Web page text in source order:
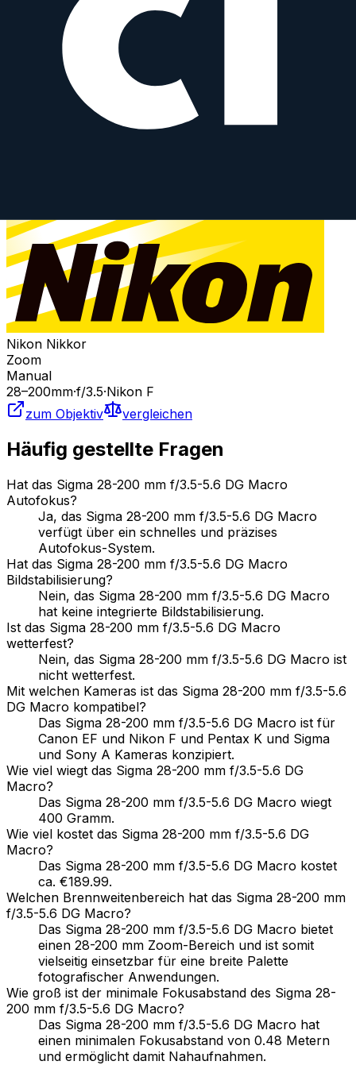
AF 28-200 mm f/3.5-5.6G IF-ED
Nikon Nikkor
Zoom
Manual
28–200mm·f/3.5·Nikon F
zum Objektiv
vergleichen
Häufig gestellte Fragen
Hat das Sigma 28-200 mm f/3.5-5.6 DG Macro
Autofokus?
Ja, das Sigma 28-200 mm f/3.5-5.6 DG Macro
verfügt über ein schnelles und präzises
Autofokus-System.
Hat das Sigma 28-200 mm f/3.5-5.6 DG Macro
Bildstabilisierung?
Nein, das Sigma 28-200 mm f/3.5-5.6 DG Macro
hat keine integrierte Bildstabilisierung.
Ist das Sigma 28-200 mm f/3.5-5.6 DG Macro
wetterfest?
Nein, das Sigma 28-200 mm f/3.5-5.6 DG Macro ist
nicht wetterfest.
Mit welchen Kameras ist das Sigma 28-200 mm f/3.5-5.6
DG Macro kompatibel?
Das Sigma 28-200 mm f/3.5-5.6 DG Macro ist für
Canon EF und Nikon F und Pentax K und Sigma
und Sony A Kameras konzipiert.
Wie viel wiegt das Sigma 28-200 mm f/3.5-5.6 DG
Macro?
Das Sigma 28-200 mm f/3.5-5.6 DG Macro wiegt
400 Gramm.
Wie viel kostet das Sigma 28-200 mm f/3.5-5.6 DG
Macro?
Das Sigma 28-200 mm f/3.5-5.6 DG Macro kostet
ca. €189.99.
Welchen Brennweitenbereich hat das Sigma 28-200 mm
f/3.5-5.6 DG Macro?
Das Sigma 28-200 mm f/3.5-5.6 DG Macro bietet
einen 28-200 mm Zoom-Bereich und ist somit
vielseitig einsetzbar für eine breite Palette
fotografischer Anwendungen.
Wie groß ist der minimale Fokusabstand des Sigma 28-
200 mm f/3.5-5.6 DG Macro?
Das Sigma 28-200 mm f/3.5-5.6 DG Macro hat
einen minimalen Fokusabstand von 0.48 Metern
und ermöglicht damit Nahaufnahmen.